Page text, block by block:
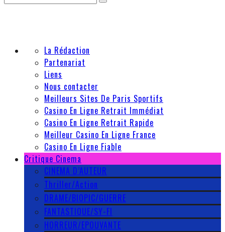
La Rédaction
Partenariat
Liens
Nous contacter
Meilleurs Sites De Paris Sportifs
Casino En Ligne Retrait Immédiat
Casino En Ligne Retrait Rapide
Meilleur Casino En Ligne France
Casino En Ligne Fiable
Critique Cinema
CINEMA D’AUTEUR
Thriller/Action
DRAME/BIOPIC/GUERRE
FANTASTIQUE/SY-FI
HORREUR/EPOUVANTE